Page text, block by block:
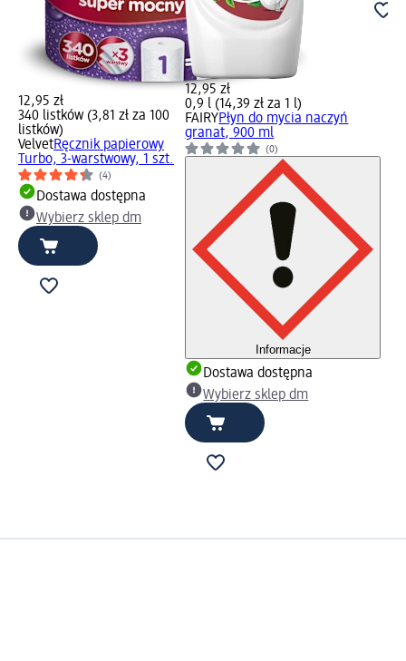
12,95 zł
340 listków (3,81 zł za 100
listków)
VelvetRęcznik papierowy
Turbo, 3-warstwowy, 1 szt.
(4)
Dostawa dostępna
Wybierz sklep dm
12,95 zł
0,9 l (14,39 zł za 1 l)
FAIRYPłyn do mycia naczyń
granat, 900 ml
(0)
Informacje
Dostawa dostępna
Wybierz sklep dm